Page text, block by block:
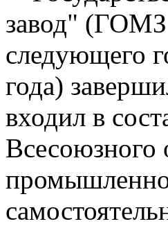
завод"
следующего
года)
входил в
Всесоюзного